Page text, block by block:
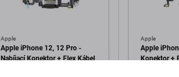
Apple
Apple iPhone 12, 12 Pro -
Nabíjací Konektor + Flex Kábel
Apple
Apple
Konektor +